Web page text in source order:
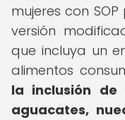
mujeres con
versión
que incluya un
alimentos
la inclusión de
aguacates,